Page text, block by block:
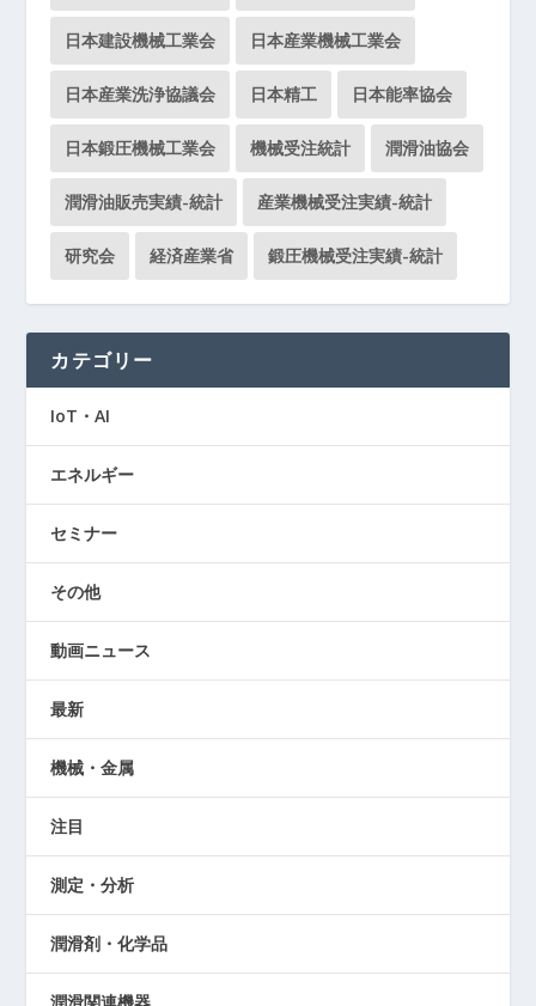
日本建設機械工業会 日本産業機械工業会
日本産業洗浄協議会 日本精工 日本能率協会
日本鍛圧機械工業会 機械受注統計 潤滑油協会
潤滑油販売実績-統計 産業機械受注実績-統計
研究会 経済産業省 鍛圧機械受注実績-統計
カテゴリー
IoT・AI
エネルギー
セミナー
その他
動画ニュース
最新
機械・金属
注目
測定・分析
潤滑剤・化学品